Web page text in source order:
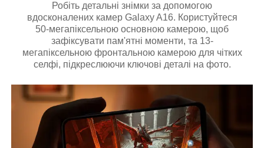
Робіть детальні знімки за допомогою
вдосконалених камер Galaxy A16. Користуйтеся
50-мегапіксельною основною камерою, щоб
зафіксувати пам'ятні моменти, та 13-
мегапіксельною фронтальною камерою для чітких
селфі, підкреслюючи ключові деталі на фото.